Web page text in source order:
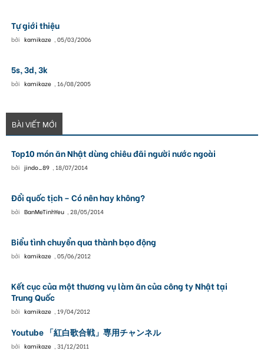
Tự giới thiệu
bởi kamikaze , 05/03/2006
5s, 3d, 3k
bởi kamikaze , 16/08/2005
BÀI VIẾT MỚI
Top10 món ăn Nhật dùng chiêu đãi người nước ngoài
bởi jindo_89 , 18/07/2014
Đổi quốc tịch – Có nên hay không?
bởi BanMeTinhYeu , 28/05/2014
Biểu tình chuyển qua thành bạo động
bởi kamikaze , 05/06/2012
Kết cục của một thương vụ làm ăn của công ty Nhật tại
Trung Quốc
bởi kamikaze , 19/04/2012
Youtube 「紅白歌合戦」専用チャンネル
bởi kamikaze , 31/12/2011